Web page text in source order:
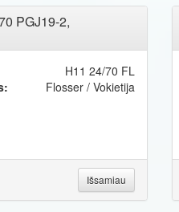
PGJ19-2,
H11 24/70 FL
Flosser / Vokietija
Išsamiau